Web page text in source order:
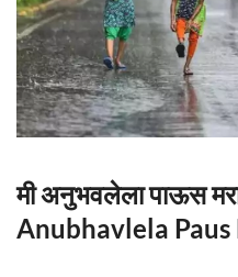
मी अनुभवलेला पाऊस
Anubhavlela